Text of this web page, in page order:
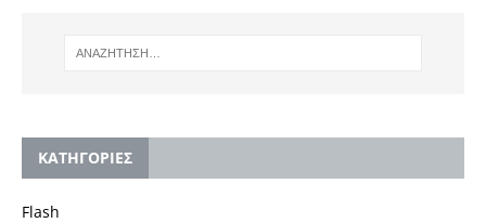
KΑΤΗΓΟΡΙΕΣ
Flash